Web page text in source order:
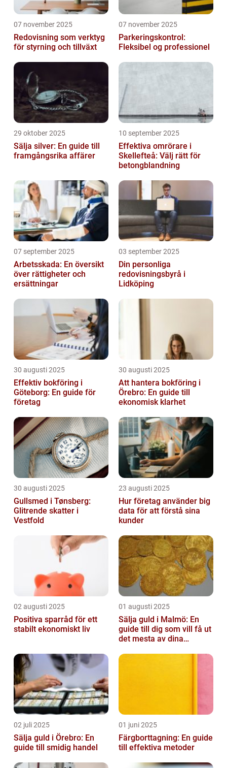
07 november 2025
Redovisning som verktyg
för styrning och tillväxt
07 november 2025
Parkeringskontrol:
Fleksibel og professionel
29 oktober 2025
Sälja silver: En guide till
framgångsrika affärer
10 september 2025
Effektiva omrörare i
Skellefteå: Välj rätt för
betongblandning
07 september 2025
Arbetsskada: En översikt
över rättigheter och
ersättningar
03 september 2025
Din personliga
redovisningsbyrå i
Lidköping
30 augusti 2025
Effektiv bokföring i
Göteborg: En guide för
företag
30 augusti 2025
Att hantera bokföring i
Örebro: En guide till
ekonomisk klarhet
30 augusti 2025
Gullsmed i Tønsberg:
Glitrende skatter i
Vestfold
23 augusti 2025
Hur företag använder big
data för att förstå sina
kunder
02 augusti 2025
Positiva sparråd för ett
stabilt ekonomiskt liv
01 augusti 2025
Sälja guld i Malmö: En
guide till dig som vill få ut
det mesta av dina
02 juli 2025
Sälja guld i Örebro: En
guide till smidig handel
01 juni 2025
Färgborttagning: En guide
till effektiva metoder